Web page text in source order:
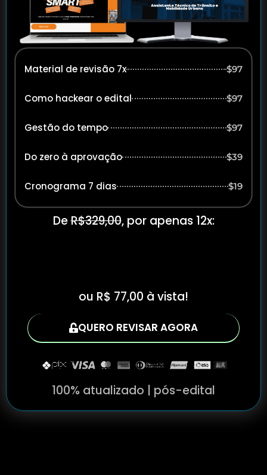
Material de revisão 7x $97
Como hackear o edital $97
Gestão do tempo $97
Do zero à aprovação $39
Cronograma 7 dias $19
DeR$329,00, por apenas 12x:
ou R$ 77,00 à vista!
QUERO REVISAR AGORA
100% atualizado | pós-edital